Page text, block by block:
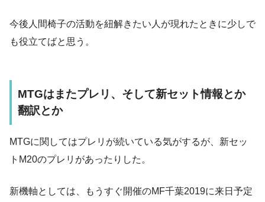
今後人間椅子の活動を紐解きたい人が現れたときに少しで
も役立てばと思う。
MTGはまたプレリ、そして新セット情報とか
翻訳とか
MTGに関してはプレリが続いている気がするが、新セッ
ト M20のプレリがあったりした。
新機軸としては、もうすぐ開催のMF千葉2019に来日予定